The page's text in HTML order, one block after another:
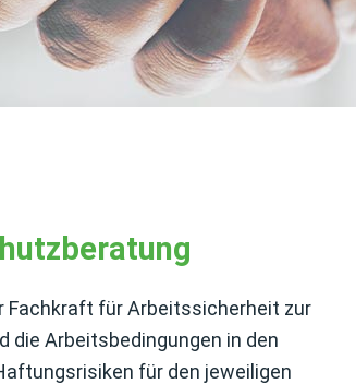
Fachkraft für Arbeitssicherheit zur
die Arbeitsbedingungen in den
für den jeweiligen